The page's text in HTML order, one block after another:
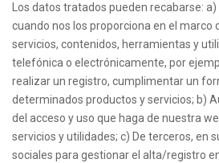
Los datos tratados pueden recabarse:
cuando nos los proporciona en el marco
servicios, contenidos, herramientas y
telefónica o electrónicamente, por
realizar un registro, cumplimentar un
determinados productos y servicios; b)
del acceso y uso que haga de nuestra
servicios y utilidades; c) De terceros, en
sociales para gestionar el alta/registro